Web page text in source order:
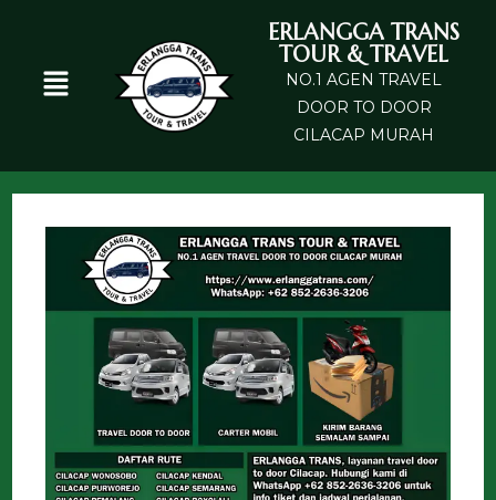
ERLANGGA TRANS
TOUR & TRAVEL
NO.1 AGEN TRAVEL
DOOR TO DOOR
CILACAP MURAH